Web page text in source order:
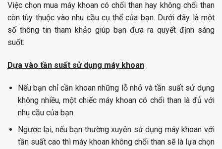
Việc chọn mua máy khoan có chổi than hay không chổi than
còn tùy thuộc vào nhu cầu cụ thể của bạn. Dưới đây là một
số thông tin tham khảo giúp bạn đưa ra quyết định sáng
suốt:
Dựa vào tần suất sử dụng máy khoan
Nếu bạn chỉ cần khoan những lỗ nhỏ và tần suất sử dụng
không nhiều, một chiếc máy khoan có chổi than là đủ với
nhu cầu của bạn.
Ngược lại, nếu bạn thường xuyên sử dụng máy khoan với
tần suất cao thì máy khoan không chổi than sẽ là lựa chọn